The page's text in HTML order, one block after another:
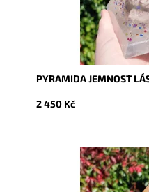
PYRAMIDA JEMNOST
2 450 Kč
Dostupnost:
Vyprodáno
9231